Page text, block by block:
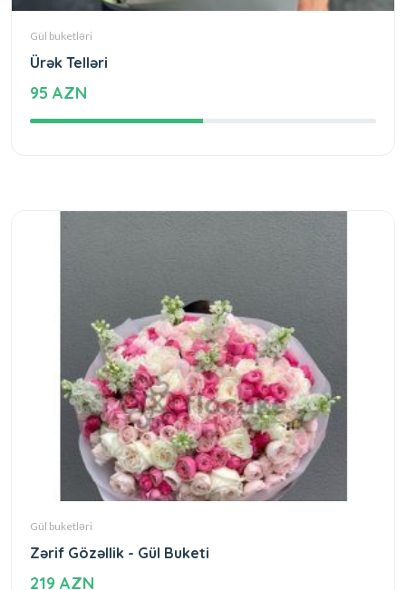
Gül buketləri
Ürək Telləri
95 AZN
Gül buketləri
Zərif Gözəllik - Gül Buketi
219 AZN